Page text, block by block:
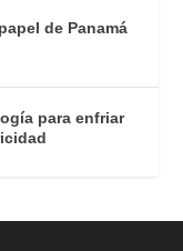
de Panamá
para enfriar